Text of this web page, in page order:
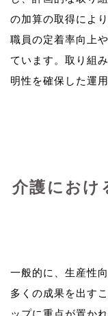
の加算の取得によ
職員の定着率向上
ています。取り組
介護におけ
一般的に、生産性
多くの成果を出す
ップに重点が置か